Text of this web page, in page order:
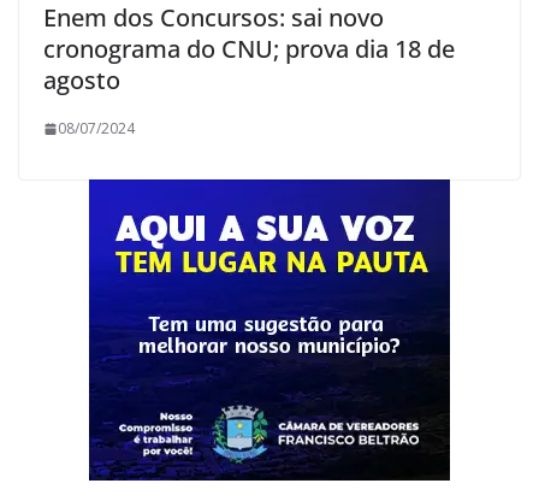
Enem dos Concursos: sai novo
cronograma do CNU; prova dia 18 de
agosto
08/07/2024